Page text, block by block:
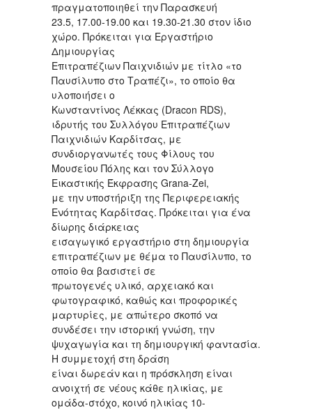
πραγματοποιηθεί την Παρασκευή
23.5, 17.00-19.00 και 19.30-21.30 στον ίδιο
χώρο. Πρόκειται για Εργαστήριο
Δημιουργίας
Επιτραπέζιων Παιχνιδιών με τίτλο «το
Παυσίλυπο στο Τραπέζι», το οποίο θα
υλοποιήσει ο
Κωνσταντίνος Λέκκας (Dracon RDS),
ιδρυτής του Συλλόγου Επιτραπέζιων
Παιχνιδιών Καρδίτσας, με
συνδιοργανωτές τους Φίλους του
Μουσείου Πόλης και τον Σύλλογο
Εικαστικής Έκφρασης Grana-Zei,
με την υποστήριξη της Περιφερειακής
Ενότητας Καρδίτσας. Πρόκειται για ένα
δίωρης διάρκειας
εισαγωγικό εργαστήριο στη δημιουργία
επιτραπέζιων με θέμα το Παυσίλυπο, το
οποίο θα βασιστεί σε
πρωτογενές υλικό, αρχειακό και
φωτογραφικό, καθώς και προφορικές
μαρτυρίες, με απώτερο σκοπό να
συνδέσει την ιστορική γνώση, την
ψυχαγωγία και τη δημιουργική φαντασία.
Η συμμετοχή στη δράση
είναι δωρεάν και η πρόσκληση είναι
ανοιχτή σε νέους κάθε ηλικίας, με
ομάδα-στόχο, κοινό ηλικίας 10-